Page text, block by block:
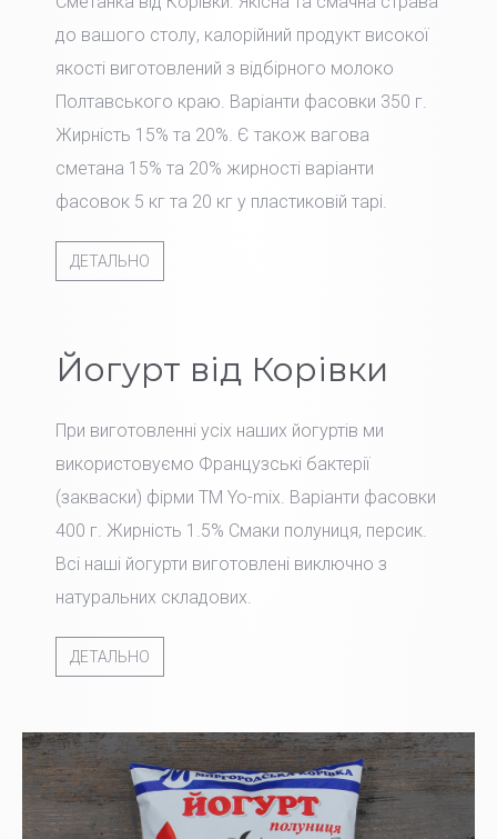
до вашого столу, калорійний продукт високої
якості виготовлений з відбірного молоко
Полтавського краю. Варіанти фасовки 350 г.
Жирність 15% та 20%. Є також вагова
сметана 15% та 20% жирності варіанти
фасовок 5 кг та 20 кг у пластиковій тарі.
ДЕТАЛЬНО
Йогурт від Корівки
При виготовленні усіх наших йогуртів ми
використовуємо Французські бактерії
(закваски) фірми TM Yo-mix. Варіанти фасовки
400 г. Жирність 1.5% Смаки полуниця, персик.
Всі наші йогурти виготовлені виключно з
натуральних складових.
ДЕТАЛЬНО